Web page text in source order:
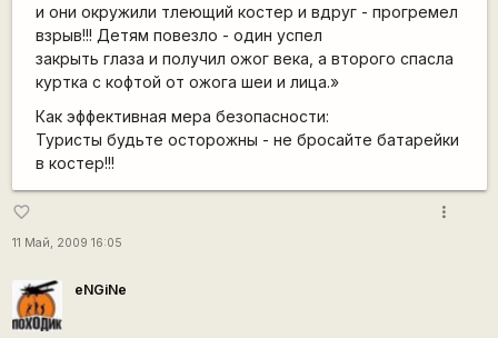
и они окружили тлеющий костер и вдруг - прогремел
взрыв!!! Детям повезло - один успел
закрыть глаза и получил ожог века, а второго спасла
куртка с кофтой от ожога шеи и лица.»
Как эффективная мера безопасности:
Туристы будьте осторожны - не бросайте батарейки
в костер!!!
favorite_border
11 Май, 2009 16:05
more_vert
eNGiNe